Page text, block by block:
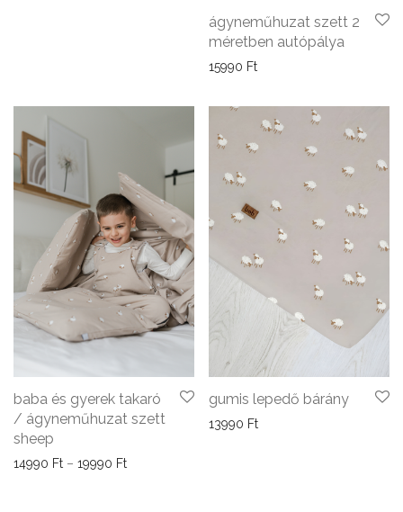
ágyneműhuzat szett 2
méretben autópálya
15990 Ft
baba és gyerek takaró
/ ágyneműhuzat szett
sheep
14990 Ft – 19990 FtÁrtartomány: 14990 Ft - 19990 Ft
gumis lepedő bárány
13990 Ft